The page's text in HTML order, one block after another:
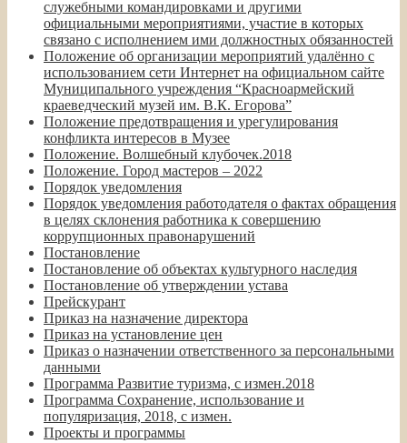
служебными командировками и другими
официальными мероприятиями, участие в которых
связано с исполнением ими должностных обязанностей
Положение об организации мероприятий удалённо с
использованием сети Интернет на официальном сайте
Муниципального учреждения “Красноармейский
краеведческий музей им. В.К. Егорова”
Положение предотвращения и урегулирования
конфликта интересов в Музее
Положение. Волшебный клубочек.2018
Положение. Город мастеров – 2022
Порядок уведомления
Порядок уведомления работодателя о фактах обращения
в целях склонения работника к совершению
коррупционных правонарушений
Постановление
Постановление об объектах культурного наследия
Постановление об утверждении устава
Прейскурант
Приказ на назначение директора
Приказ на установление цен
Приказ о назначении ответственного за персональными
данными
Программа Развитие туризма, с измен.2018
Программа Сохранение, использование и
популяризация, 2018, с измен.
Проекты и программы